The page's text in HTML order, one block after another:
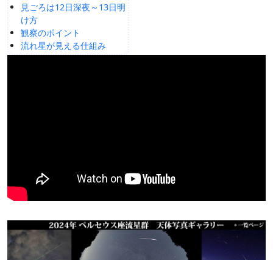
見ごろは12日深夜～13日明
け方
観察のポイント
流れ星が見える仕組み